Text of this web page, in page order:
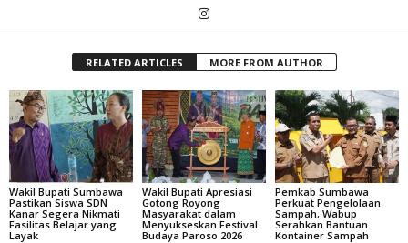
RELATED ARTICLES MORE FROM AUTHOR
Wakil Bupati Sumbawa
Pastikan Siswa SDN
Kanar Segera Nikmati
Fasilitas Belajar yang
Layak
Wakil Bupati Apresiasi
Gotong Royong
Masyarakat dalam
Menyukseskan Festival
Budaya Paroso 2026
Pemkab Sumbawa
Perkuat Pengelolaan
Sampah, Wabup
Serahkan Bantuan
Kontainer Sampah